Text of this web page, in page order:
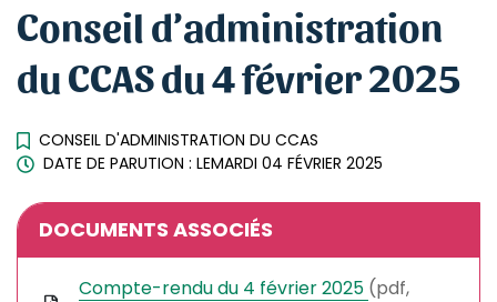
Conseil d’administration
du CCAS du 4 février 2025
CONSEIL D'ADMINISTRATION DU CCAS
DATE DE PARUTION : LEMARDI 04 FÉVRIER 2025
DOCUMENTS ASSOCIÉS
Compte-rendu du 4 février 2025 (pdf,